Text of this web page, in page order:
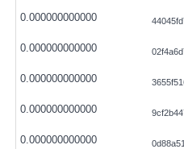
0.000000000000
0.000000000000
0.000000000000
0.000000000000
0.000000000000